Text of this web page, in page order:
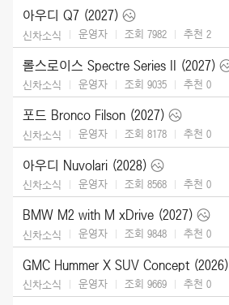
아우디 Q7 (2027)
신차소식 운영자 조회 7982 추천 2
롤스로이스 Spectre Series II (2027)
신차소식 운영자 조회 9035 추천 0
포드 Bronco Filson (2027)
신차소식 운영자 조회 8178 추천 0
아우디 Nuvolari (2028)
신차소식 운영자 조회 8568 추천 0
BMW M2 with M xDrive (2027)
신차소식 운영자 조회 9848 추천 0
GMC Hummer X SUV Concept (2026)
신차소식 운영자 조회 9669 추천 0